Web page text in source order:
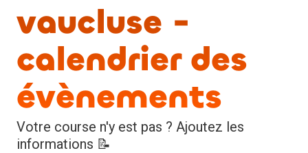
vaucluse -
calendrier des
évènements
Votre course n'y est pas ? Ajoutez les
informations 📝